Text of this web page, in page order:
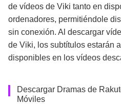
de vídeos de Viki tanto en
ordenadores, permitiéndole
sin conexión. Al descargar
de Viki, los subtítulos estarán
disponibles en los vídeos
Descargar Dramas de
Móviles